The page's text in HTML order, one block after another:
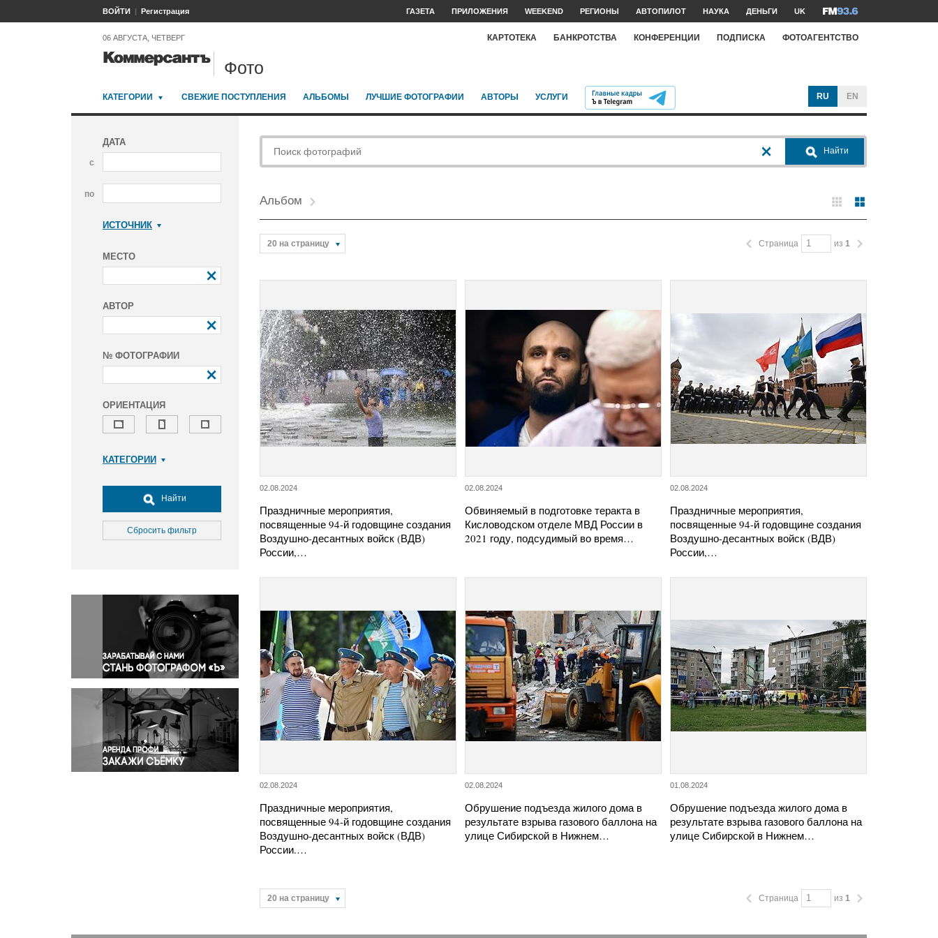
ВОЙТИ Регистрация ГАЗЕТА ПРИЛОЖЕНИЯ WEEKEND РЕГИОНЫ АВТОПИЛОТ НАУКА ДЕНЬГИ UK
06 АВГУСТА, ЧЕТВЕРГ КАРТОТЕКА БАНКРОТСТВА КОНФЕРЕНЦИИ ПОДПИСКА ФОТОАГЕНТСТВО
Фото
КАТЕГОРИИ СВЕЖИЕ ПОСТУПЛЕНИЯ АЛЬБОМЫ ЛУЧШИЕ ФОТОГРАФИИ АВТОРЫ УСЛУГИ RU EN
ДАТА
с
по
ИСТОЧНИК
МЕСТО
АВТОР
№ ФОТОГРАФИИ
ОРИЕНТАЦИЯ
КАТЕГОРИИ
Досуг, туризм и отдых
Культура
Медицина
Окружающая среда
Политика
Правосудие
Происшествия и конфликты
Религия
Светская жизнь
Спорт
Экология
Экономика и бизнес
Найти
Сбросить фильтр
Найти
Альбом
20 на страницу Страница из 1
02.08.2024
Праздничные мероприятия,
посвященные 94-й годовщине создания
Воздушно-десантных войск (ВДВ)
России,…
02.08.2024
Обвиняемый в подготовке теракта в
Кисловодском отделе МВД России в
2021 году, подсудимый во время…
02.08.2024
Праздничные мероприятия,
посвященные 94-й годовщине создания
Воздушно-десантных войск (ВДВ)
России,…
02.08.2024
Праздничные мероприятия,
посвященные 94-й годовщине создания
Воздушно-десантных войск (ВДВ)
России.…
02.08.2024
Обрушение подъезда жилого дома в
результате взрыва газового баллона на
улице Сибирской в Нижнем…
01.08.2024
Обрушение подъезда жилого дома в
результате взрыва газового баллона на
улице Сибирской в Нижнем…
20 на страницу Страница из 1